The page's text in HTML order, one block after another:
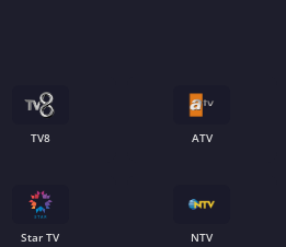
TV8 ATV
Star TV NTV